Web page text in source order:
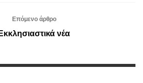
Επόμενο άρθρο
Εκκλησιαστικά νέα